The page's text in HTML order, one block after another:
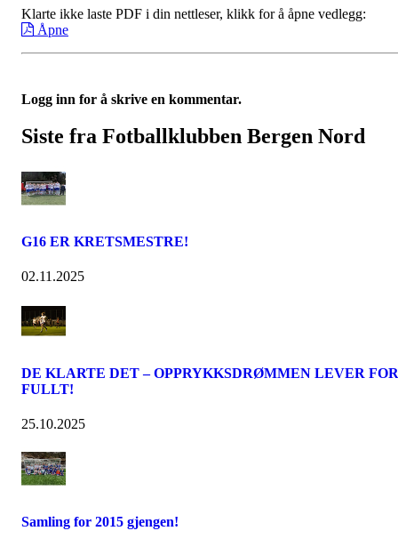
Klarte ikke laste PDF i din nettleser, klikk for å åpne vedlegg:
Åpne
Logg inn for å skrive en kommentar.
Siste fra Fotballklubben Bergen Nord
G16 ER KRETSMESTRE!
02.11.2025
DE KLARTE DET – OPPRYKKSDRØMMEN LEVER FOR
FULLT!
25.10.2025
Samling for 2015 gjengen!